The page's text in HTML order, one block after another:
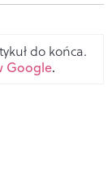
do końca.
Google.